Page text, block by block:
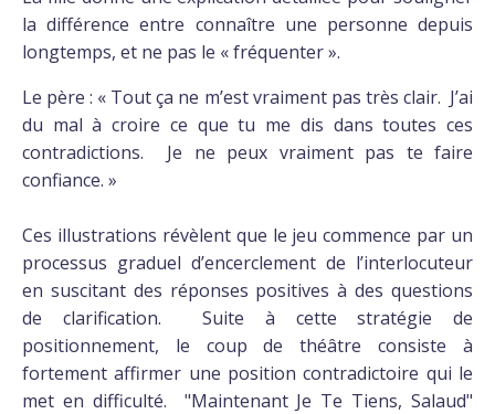
la différence entre connaître une personne depuis
longtemps, et ne pas le « fréquenter ».
Le père : « Tout ça ne m’est vraiment pas très clair. J’ai
du mal à croire ce que tu me dis dans toutes ces
contradictions. Je ne peux vraiment pas te faire
confiance. »
Ces illustrations révèlent que le jeu commence par un
processus graduel d’encerclement de l’interlocuteur
en suscitant des réponses positives à des questions
de clarification. Suite à cette stratégie de
positionnement, le coup de théâtre consiste à
fortement affirmer une position contradictoire qui le
met en difficulté. "Maintenant Je Te Tiens, Salaud"